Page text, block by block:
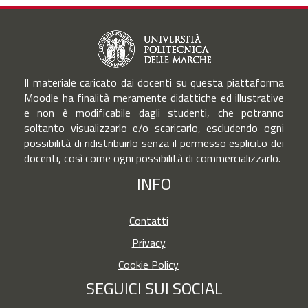
Il materiale caricato dai docenti su questa piattaforma
Moodle ha finalità meramente didattiche ed illustrative
e non è modificabile dagli studenti, che potranno
soltanto visualizzarlo e/o scaricarlo, escludendo ogni
possibilità di ridistribuirlo senza il permesso esplicito dei
docenti, così come ogni possibilità di commercializzarlo.
INFO
Contatti
Privacy
Cookie Policy
SEGUICI SUI SOCIAL